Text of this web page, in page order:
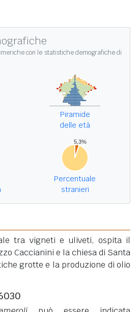
con le statistiche demografiche di
Piramide
delle età
Percentuale
stranieri
tra vigneti e uliveti, ospita il
Caccianini e la chiesa di Santa
grotte e la produzione di olio